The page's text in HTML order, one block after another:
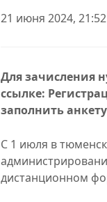
21 июня 2024, 21:52
Для зачисления
ссылке:
заполнить
С 1 июля в
дистанционном